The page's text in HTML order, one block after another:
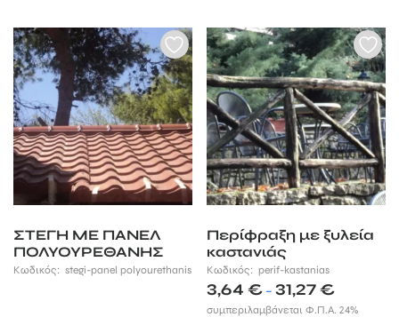
ΣΤΕΓΗ ΜΕ ΠΑΝΕΛ
ΠΟΛΥΟΥΡΕΘΑΝΗΣ
Κωδικός: stegi-panel polyourethanis
Περίφραξη με ξυλεία
καστανιάς
Κωδικός:perif-kastanias
3,64€ – 31,27€
range:
συμπεριλαμβάνεται Φ.Π.Α. 24%